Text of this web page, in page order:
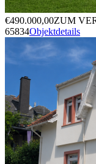
€490.000,00ZUM
65834Objektdetails